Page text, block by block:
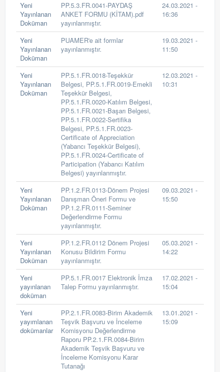
Yeni
Yayınlanan
Doküman
PP.5.3.FR.0041-PAYDAŞ
ANKET FORMU (KİTAM).pdf
yayınlanmıştır.
24.03.2021 -
16:36
Yeni
Yayınlanan
Doküman
PUAMER'e ait formlar
yayınlanmıştır.
19.03.2021 -
11:50
Yeni
Yayınlanan
Doküman
PP.5.1.FR.0018-Teşekkür
Belgesi, PP.5.1.FR.0019-Emekli
Teşekkür Belgesi,
PP.5.1.FR.0020-Katılım Belgesi,
PP.5.1.FR.0021-Başarı Belgesi,
PP.5.1.FR.0022-Sertifika
Belgesi, PP.5.1.FR.0023-
Certificate of Appreciation
(Yabancı Teşekkür Belgesi),
PP.5.1.FR.0024-Certificate of
Participation (Yabancı Katılım
Belgesi) yayınlanmıştır.
12.03.2021 -
10:31
Yeni
Yayınlanan
Doküman
PP.1.2.FR.0113-Dönem Projesi
Danışman Öneri Formu ve
PP.1.2.FR.0111-Seminer
Değerlendirme Formu
yayınlanmıştır.
09.03.2021 -
15:50
Yeni
Yayınlanan
Doküman
PP.1.2.FR.0112 Dönem Projesi
Konusu Bildirim Formu
yayınlanmıştır.
05.03.2021 -
14:22
Yeni
yayınlanan
doküman
PP.5.1.FR.0017 Elektronik İmza
Talep Formu yayınlanmıştır.
17.02.2021 -
15:04
Yeni
yayımlanan
dokümanlar
PP.2.1.FR.0083-Birim Akademik
Teşvik Başvuru ve İnceleme
Komisyonu Değerlendirme
Raporu PP.2.1.FR.0084-Birim
Akademik Teşvik Başvuru ve
İnceleme Komisyonu Karar
Tutanağı
13.01.2021 -
15:09